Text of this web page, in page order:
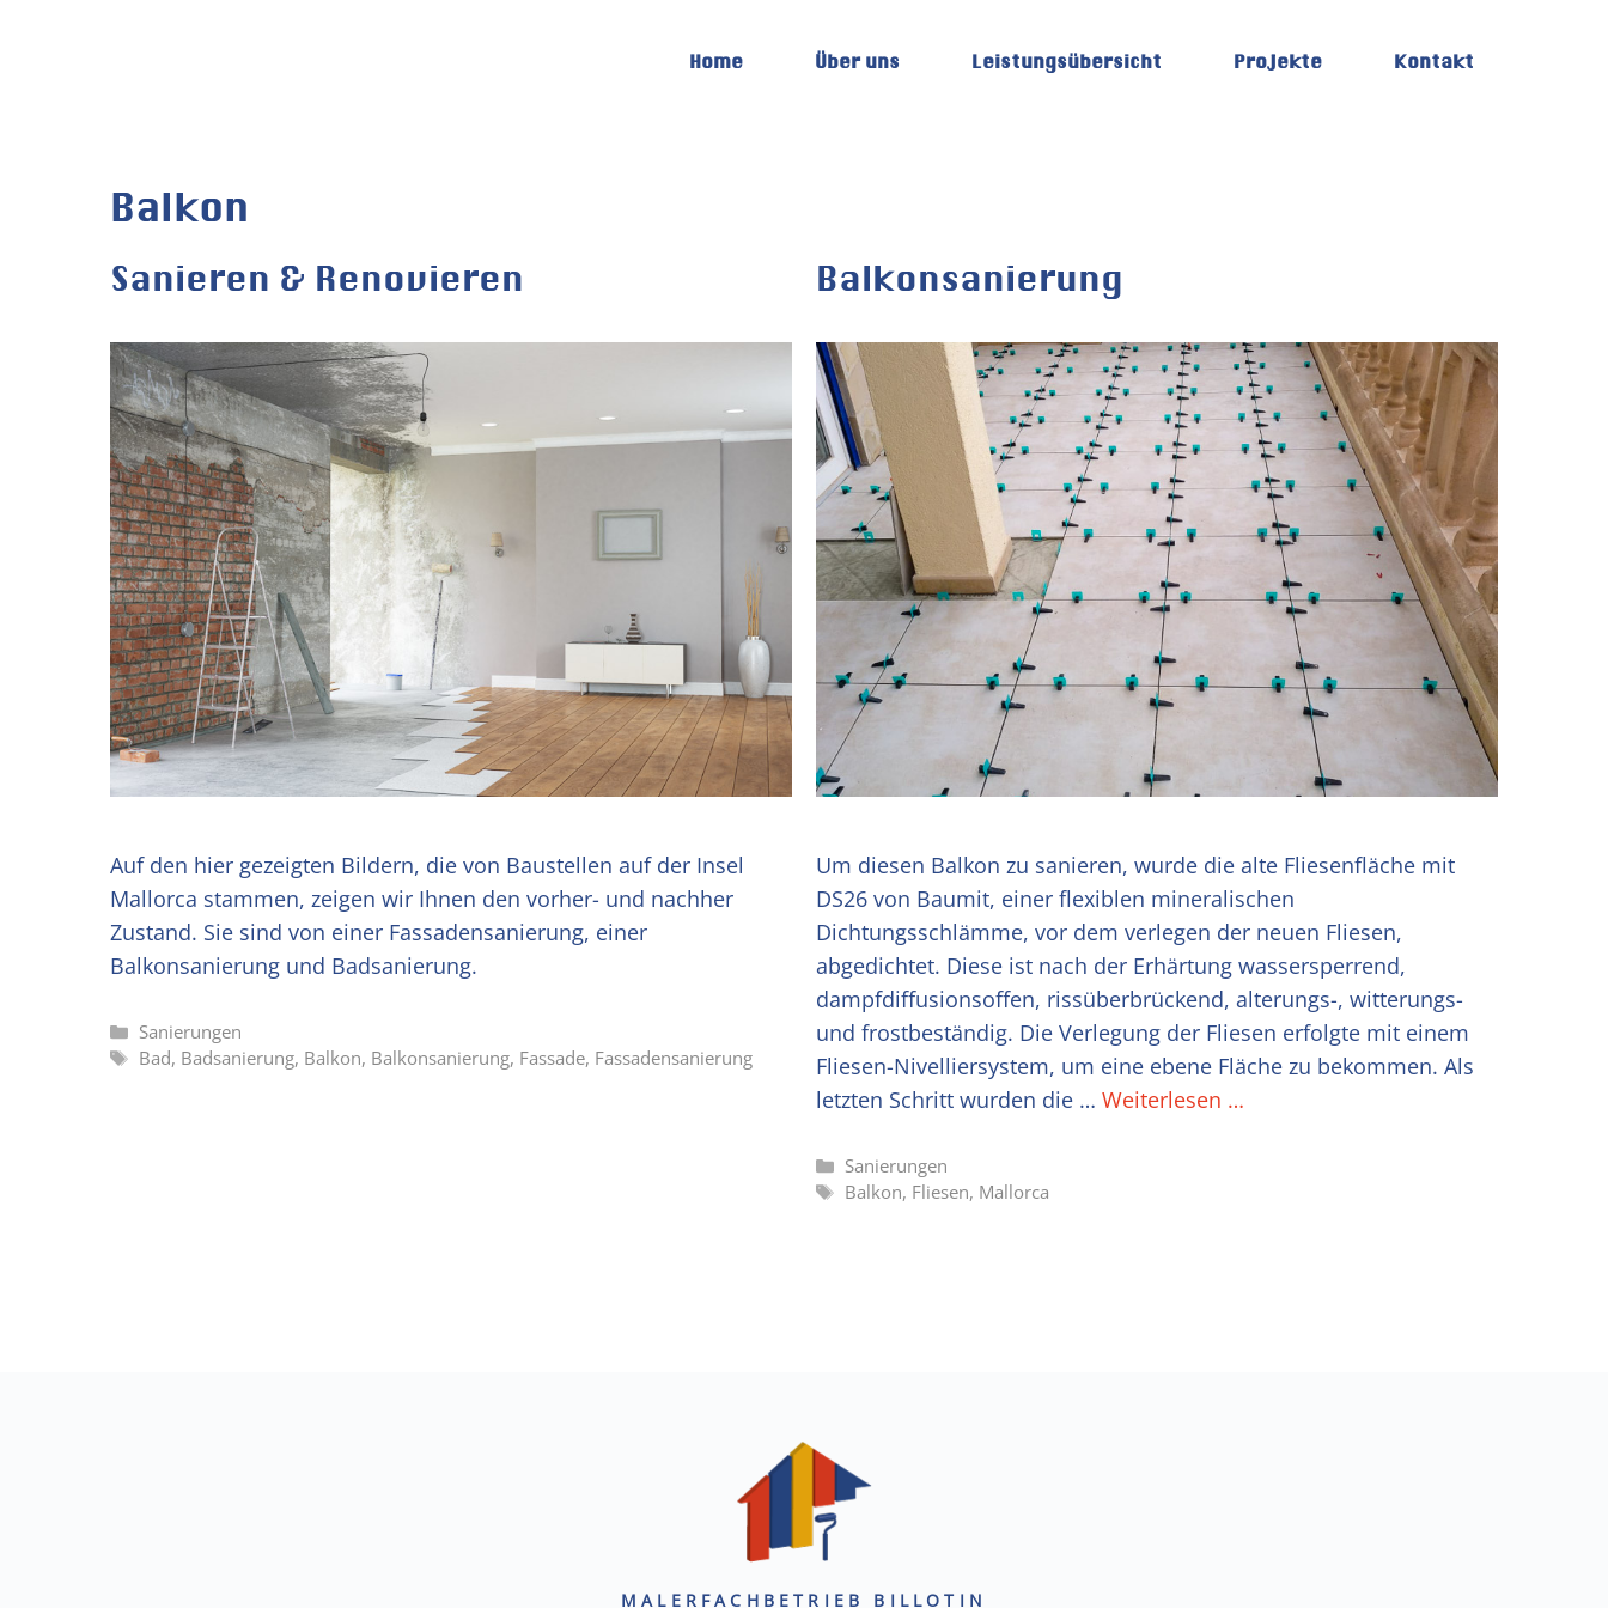
Home Über uns Leistungsübersicht Projekte Kontakt
Balkon
Sanieren & Renovieren
Auf den hier gezeigten Bildern, die von Baustellen auf der Insel
Mallorca stammen, zeigen wir Ihnen den vorher- und nachher
Zustand. Sie sind von einer Fassadensanierung, einer
Balkonsanierung und Badsanierung.
Kategorien
Sanierungen
Schlagwörter
Bad, Badsanierung, Balkon, Balkonsanierung, Fassade, Fassadensanierung
Balkonsanierung
Um diesen Balkon zu sanieren, wurde die alte Fliesenfläche mit
DS26 von Baumit, einer flexiblen mineralischen
Dichtungsschlämme, vor dem verlegen der neuen Fliesen,
abgedichtet. Diese ist nach der Erhärtung wassersperrend,
dampfdiffusionsoffen, rissüberbrückend, alterungs-, witterungs-
und frostbeständig. Die Verlegung der Fliesen erfolgte mit einem
Fliesen-Nivelliersystem, um eine ebene Fläche zu bekommen. Als
letzten Schritt wurden die … Weiterlesen …
Kategorien
Sanierungen
Schlagwörter
Balkon, Fliesen, Mallorca
MALERFACHBETRIEB BILLOTIN